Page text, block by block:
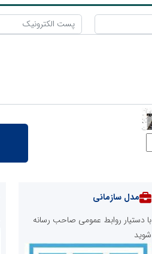
مدل سازمانی
با دستیار روابط عمومی صاحب رسانه
شوید